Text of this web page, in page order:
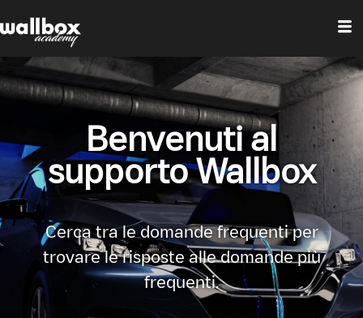
Benvenuti al
supporto Wallbox
Cerca tra le domande frequenti per
trovare le risposte alle domande più
frequenti.